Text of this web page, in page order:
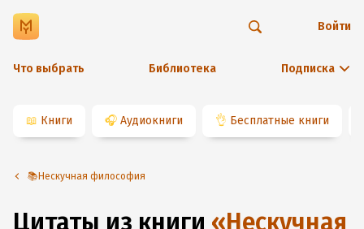
Что выбрать Библиотека Подписка
Войти
📖 Книги 🎧 Аудиокниги 👌 Бесплатные книги
📚Нескучная философия
Цитаты из книги «Нескучная